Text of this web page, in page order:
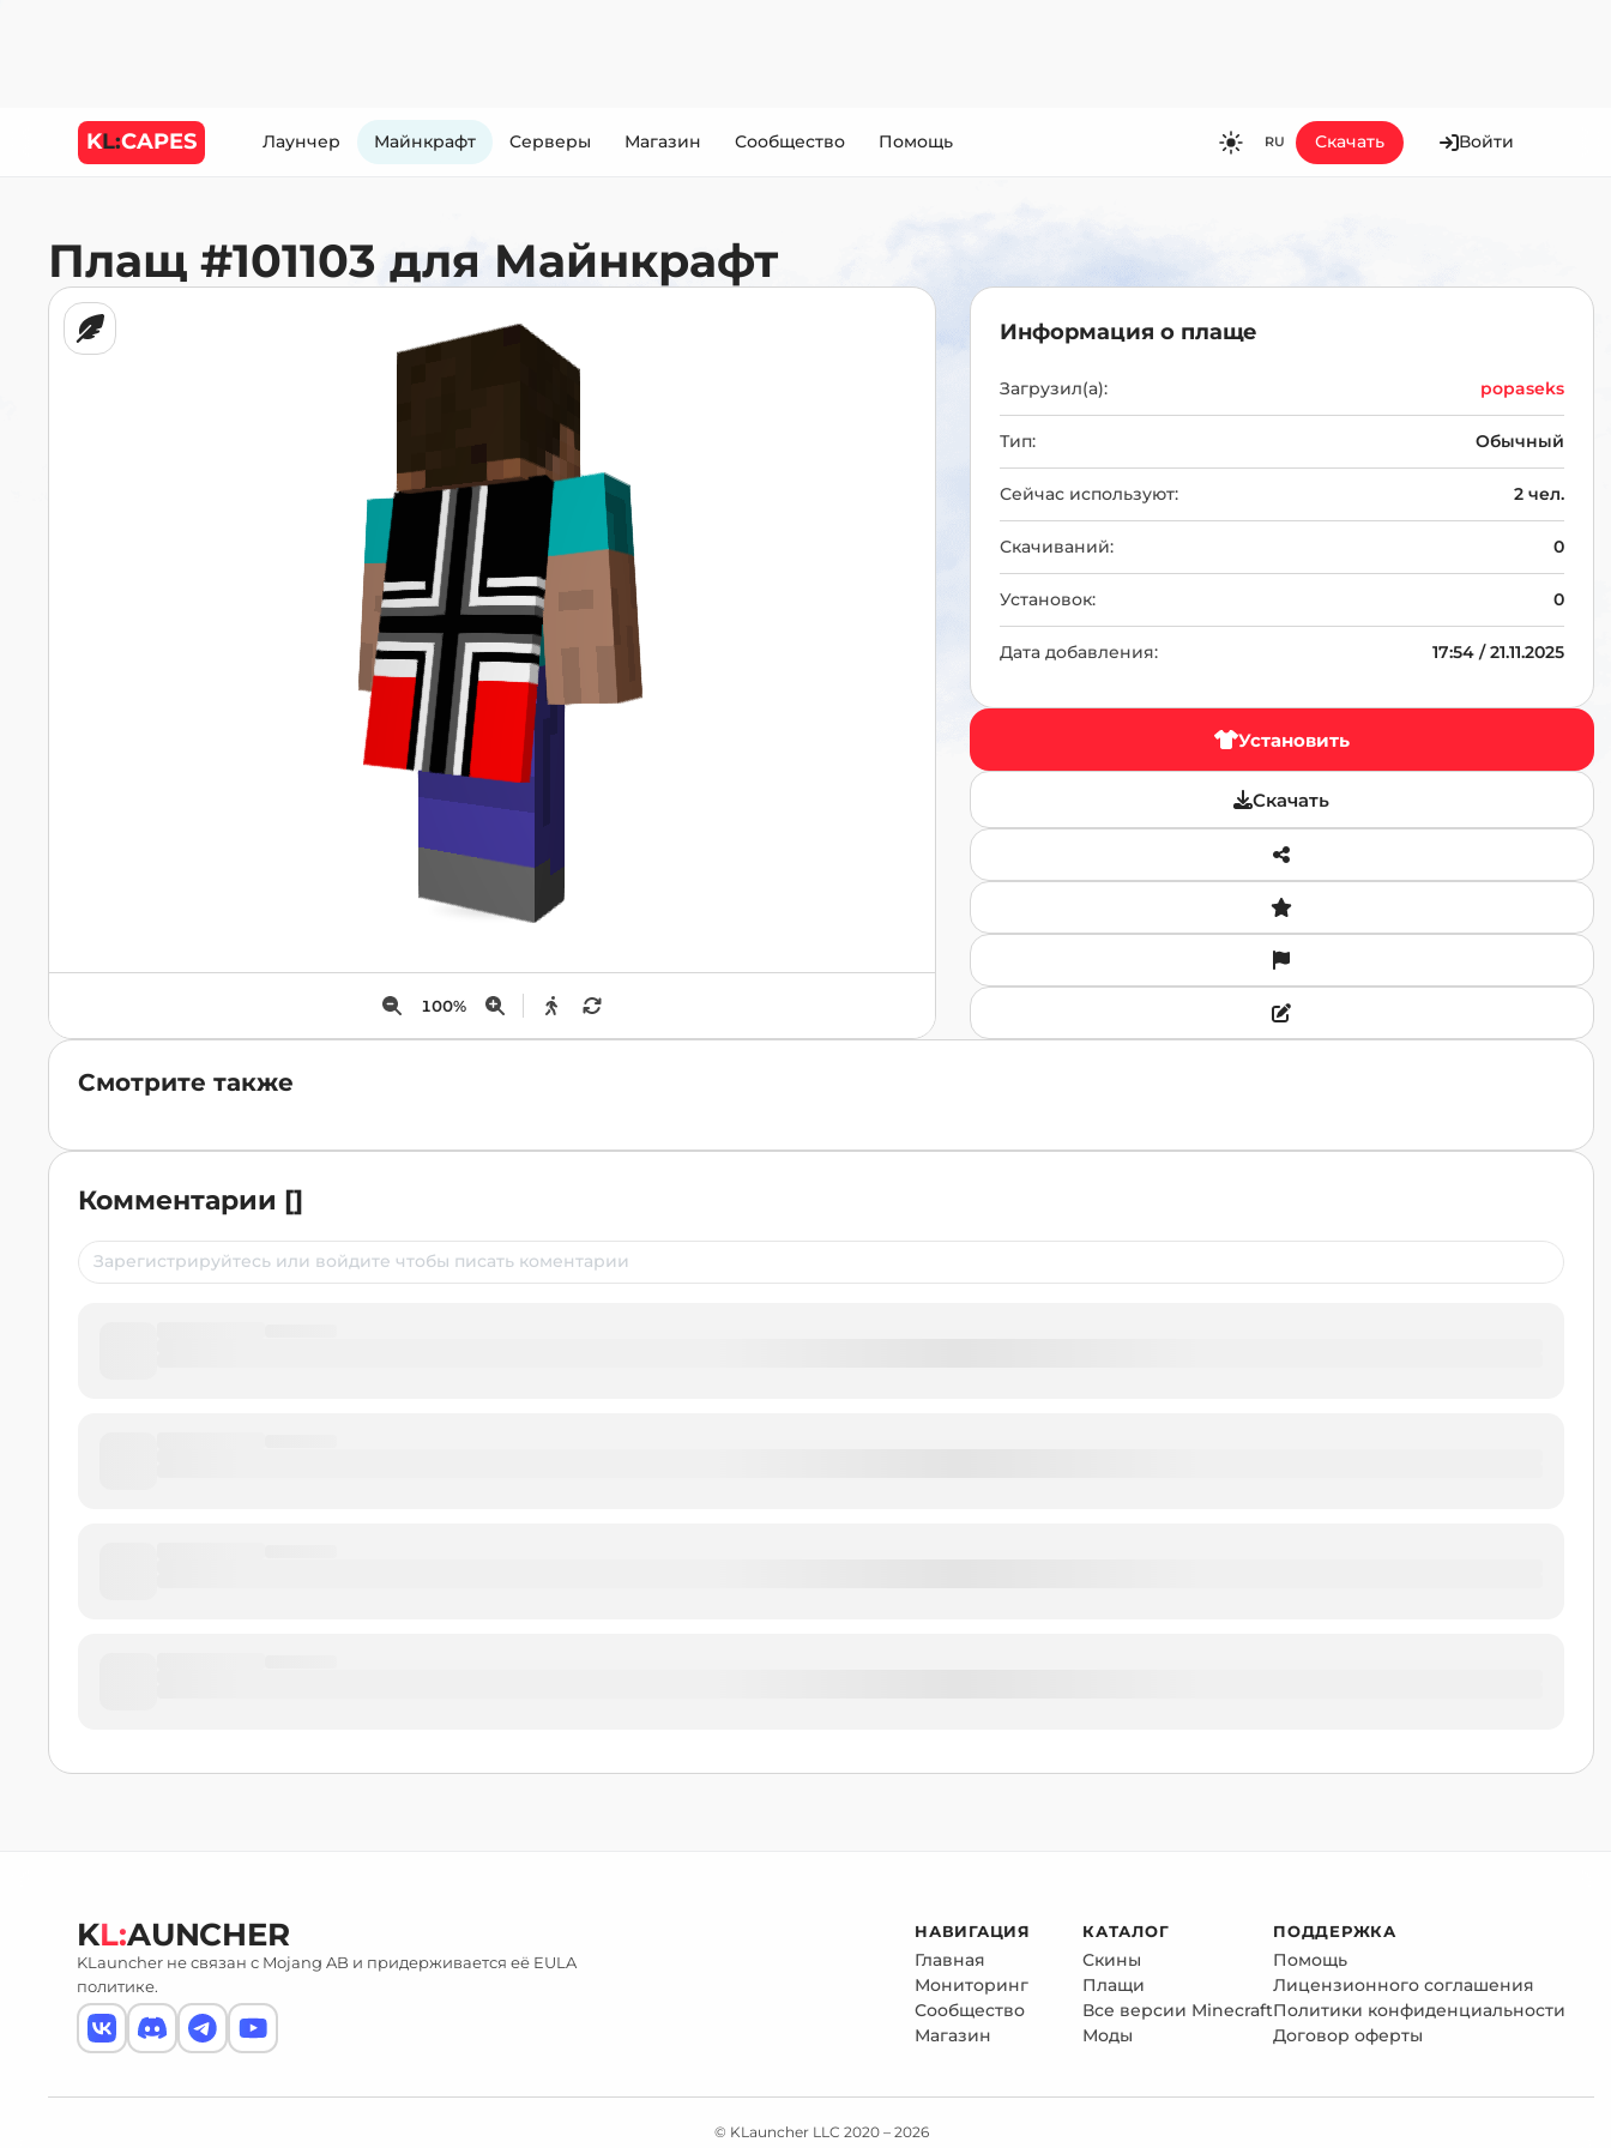
KL:CAPES Лаунчер Майнкрафт Cерверы Магазин Сообщество Помощь RU
KO
Скачать Войти
Плащ #101103 для Майнкрафт
100%
Информация о плаще
Загрузил(а): popaseks
Тип: Обычный
Сейчас используют: 2 чел.
Скачиваний: 0
Установок: 0
Дата добавления: 17:54 / 21.11.2025
Установить
Скачать
Смотрите также
Комментарии []
KL:AUNCHER
KLauncher не связан с Mojang AB и придерживается её EULA
политике.
НАВИГАЦИЯ
Главная
Мониторинг
Сообщество
Магазин
КАТАЛОГ
Скины
Плащи
Все версии Minecraft
Моды
ПОДДЕРЖКА
Помощь
Лицензионного соглашения
Политики конфиденциальности
Договор оферты
© KLauncher LLC 2020 – 2026